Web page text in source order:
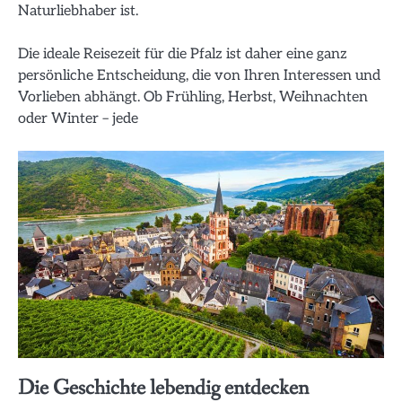
Naturliebhaber ist.
Die ideale Reisezeit für die Pfalz ist daher eine ganz
persönliche Entscheidung, die von Ihren Interessen und
Vorlieben abhängt. Ob Frühling, Herbst, Weihnachten
oder Winter – jede
Die Geschichte lebendig entdecken